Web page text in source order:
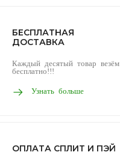
БЕСПЛАТНАЯ
ДОСТАВКА
Каждый десятый товар везём
бесплатно!!!
Узнать больше
ОПЛАТА СПЛИТ И ПЭЙ